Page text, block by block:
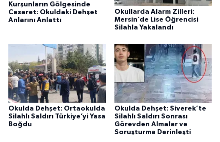
Kurşunların Gölgesinde
Cesaret: Okuldaki Dehşet
Anlarını Anlattı
Okullarda Alarm Zilleri:
Mersin’de Lise Öğrencisi
Silahla Yakalandı
Okulda Dehşet: Ortaokulda
Silahlı Saldırı Türkiye’yi Yasa
Boğdu
Okulda Dehşet: Siverek’te
Silahlı Saldırı Sonrası
Görevden Almalar ve
Soruşturma Derinleşti